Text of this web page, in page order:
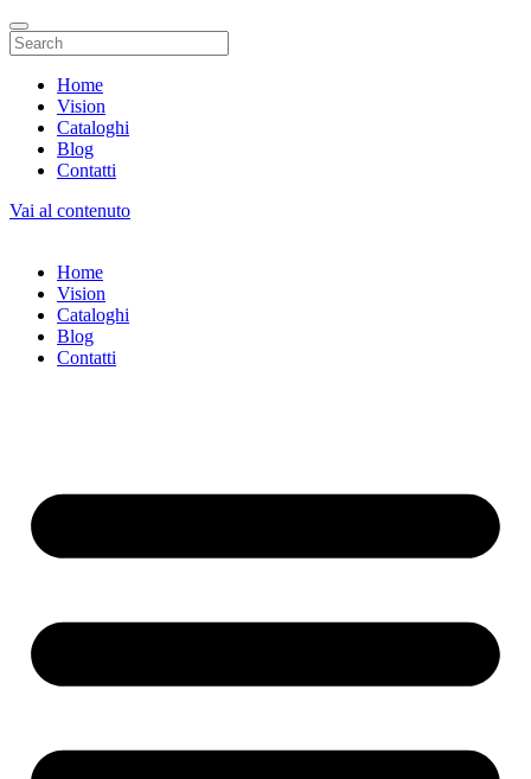
Home
Vision
Cataloghi
Blog
Contatti
Vai al contenuto
Home
Vision
Cataloghi
Blog
Contatti